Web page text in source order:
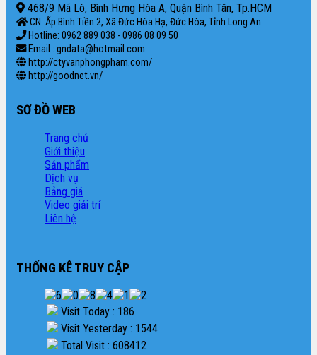
468/9 Mã Lò, Bình Hưng Hòa A, Quận Bình Tân, Tp.HCM
CN: Ấp Bình Tiền 2, Xã Đức Hòa Hạ, Đức Hòa, Tỉnh Long An
Hotline: 0962 889 038 - 0986 08 09 50
Email : gndata@hotmail.com
http://ctyvanphongpham.com/
http://goodnet.vn/
SƠ ĐỒ WEB
Trang chủ
Giới thiệu
Sản phẩm
Dịch vụ
Bảng giá
Video giải trí
Liên hệ
THỐNG KÊ TRUY CẬP
Visit Today : 186
Visit Yesterday : 1544
Total Visit : 608412